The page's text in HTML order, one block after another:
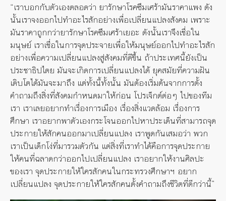
“เราบอกกับตัวเองตลอดว่า ยารักษาโรคซึมเศร้ามันราคาแพง ดัง
นั้นเราจงออกไปทำอะไรสักอย่างเพื่อเปลี่ยนแปลงสังคม เพราะ
มันราคาถูกกว่ายารักษาโรคซึมเศร้าเยอะ ดังนั้นเราจึงเชื่อใน
มนุษย์ เราเชื่อในการจุดประจายเพื่อให้มนุษย์ออกไปทำอะไรสัก
อย่างเพื่อความเปลี่ยนแปลงสู่สังคมที่ดีขึ้น ถ้าประเทศนี้ยังเป็น
ประชาธิปไตย มันจะเกิดการเปลี่ยนแปลงได้ ยุคสมัยที่ความฝัน
เติบโตได้มันจะมาถึง แต่ทั้งนี้ทั้งนั้น มันต้องเริ่มต้นจากการตั้ง
คำถามถึงสิ่งที่สังคมกำหนดมาให้ก่อน โปรเจ็กต์ต่อๆ ไปของทีม
เรา เราเลยอยากทำเรื่องการเมือง เรื่องสิ่งแวดล้อม เรื่องการ
ศึกษา เราอยากพาตัวเองกระโจนออกไปหาประเด็นที่สามารถจุด
ประกายให้สักคนออกมาเปลี่ยนแปลง เราพูดกันเสมอว่า พวก
เราเป็นเด็กโง่ที่มารวมตัวกัน แต่สิ่งที่เราทำได้คือการจุดประกาย
ให้คนที่ฉลาดกว่าออกไปเปลี่ยนแปลง เราอยากให้งานศิลปะ
ของเรา จุดประกายให้ใครสักคนในกระทรวงศึกษาฯ อยาก
เปลี่ยนแปลง จุดประกายให้ใครสักคนตั้งคำถามถึงชีวิตที่ดีกว่านี้”